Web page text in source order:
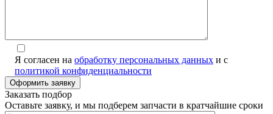
Я согласен на обработку персональных данных и с
политикой конфиденциальности
Заказать подбор
Оставьте заявку, и мы подберем запчасти в кратчайшие сроки